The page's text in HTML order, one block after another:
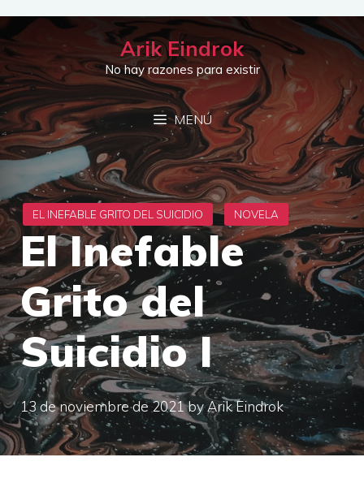
Saltar
al
contenido
Arik Eindrok
No hay razones para existir
MENÚ
El Inefable
Grito del
Suicidio I
13 de noviembre de 2021byArik Eindrok